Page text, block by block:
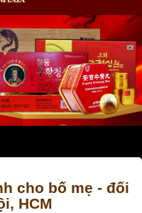
cho bố mẹ - đối
HCM